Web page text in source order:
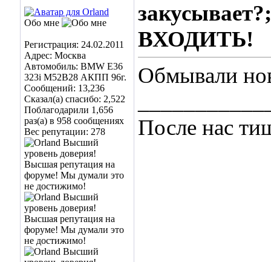
Обо мне
Регистрация: 24.02.2011
Адрес: Москва
Автомобиль: BMW E36
323i M52B28 АКПП 96г.
Сообщений: 13,236
Сказал(а) спасибо: 2,522
Поблагодарили 1,656
раз(а) в 958 сообщениях
Вес репутации: 278
ВХОДИТЬ!
Обмывали
После нас